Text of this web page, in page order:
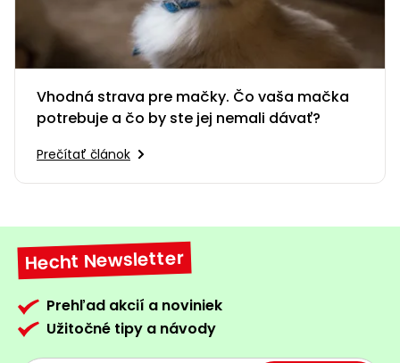
Vhodná strava pre mačky. Čo vaša mačka
potrebuje a čo by ste jej nemali dávať?
Prečítať článok
Hecht Newsletter
Prehľad akcií a noviniek
Užitočné tipy a návody